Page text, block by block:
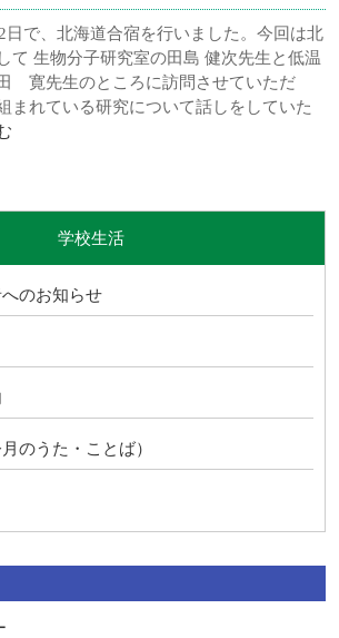
日で、北海道合宿を行いました。今回は北
て 生物分子研究室の田島 健次先生と低温
寛先生のところに訪問させていただ
まれている研究について話しをしていた
学校生活
のお知らせ
のうた・ことば）